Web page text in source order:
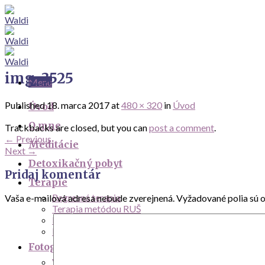
Skip
to
content
Menu
Úvod
O mne
Meditácie
Detoxikačný pobyt
Terapie
Regresná terapia
Terapia metódou RUŠ
Kvantová regresná terapia
Liečenie zraneného vnútorného dieťaťa
Fotogaléria
Víkendová hladovka január
img_3525
Published18. marca 2017at480 × 320 in Úvod
Trackbacks are closed, but you canpost a comment.
← Previous
Next →
Pridaj komentár
Vaša e-mailová adresa nebude zverejnená.Vyžadované polia sú